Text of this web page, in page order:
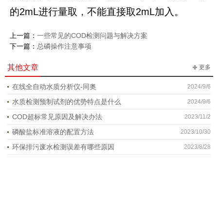
的2mL进行量取，不能直接取2mL加入。
上一篇： 一些常见的COD检测问题与解决方案
下一篇： 总磷操作注意事项
其他文章 更多
在线全自动水质分析仪-同奥 2024/9/6
水质检测预制试剂的优势特点是什么 2024/9/6
COD超标常见原因及解决办法 2023/11/2
磷酸盐标准溶液的配置方法 2023/10/30
环保排污废水检测误差有哪些原因 2023/8/28